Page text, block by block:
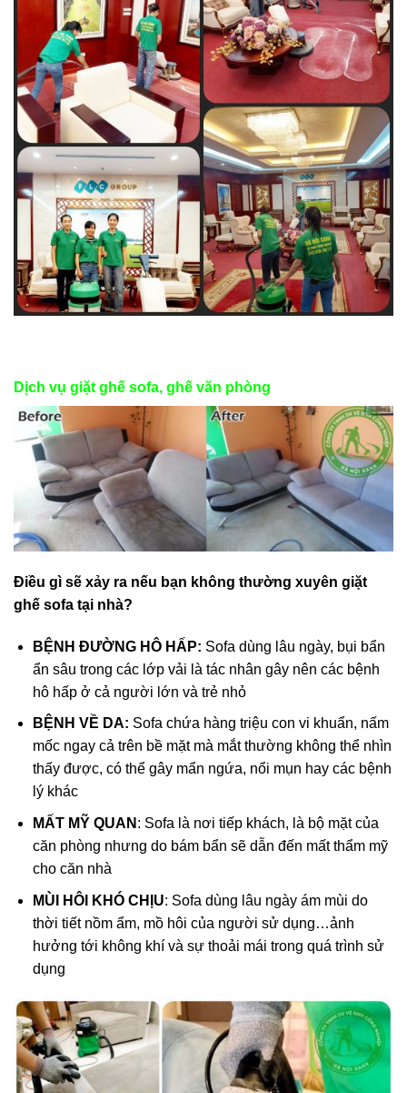
Dịch vụ giặt ghế sofa, ghế văn phòng
Điều gì sẽ xảy ra nếu bạn không thường xuyên giặt
ghế sofa tại nhà?
BỆNH ĐƯỜNG HÔ HẤP: Sofa dùng lâu ngày, bụi bẩn
ẩn sâu trong các lớp vải là tác nhân gây nên các bệnh
hô hấp ở cả người lớn và trẻ nhỏ
BỆNH VỀ DA: Sofa chứa hàng triệu con vi khuẩn, nấm
mốc ngay cả trên bề mặt mà mắt thường không thể nhìn
thấy được, có thể gây mẩn ngứa, nổi mụn hay các bệnh
lý khác
MẤT MỸ QUAN : Sofa là nơi tiếp khách, là bộ mặt của
căn phòng nhưng do bám bẩn sẽ dẫn đến mất thẩm mỹ
cho căn nhà
MÙI HÔI KHÓ CHỊU: Sofa dùng lâu ngày ám mùi do
thời tiết nồm ẩm, mồ hôi của người sử dụng…ảnh
hưởng tới không khí và sự thoải mái trong quá trình sử
dụng